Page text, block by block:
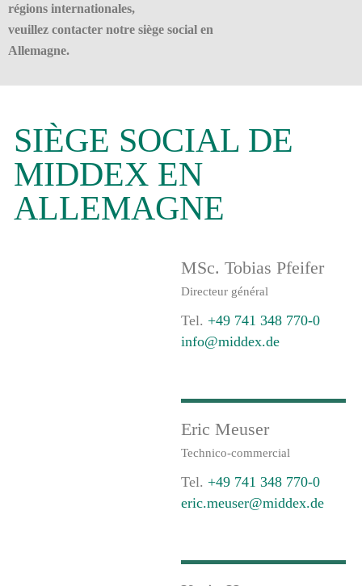
régions internationales,
veuillez contacter notre siège social en
Allemagne.
SIÈGE SOCIAL DE
MIDDEX EN
ALLEMAGNE
MSc. Tobias Pfeifer
Directeur général
Tel. +49 741 348 770-0
info@middex.de
Eric Meuser
Technico-commercial
Tel. +49 741 348 770-0
eric.meuser@middex.de